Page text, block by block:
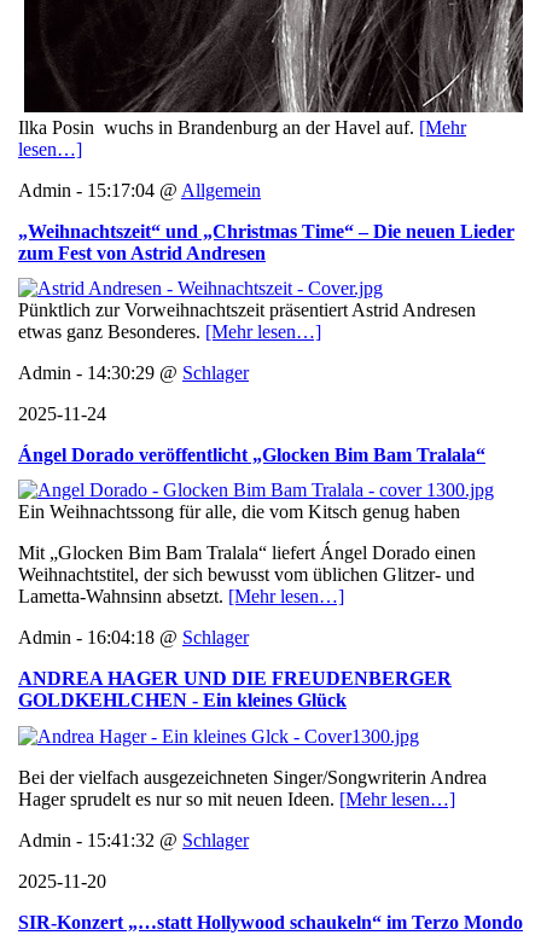
Ilka Posin wuchs in Brandenburg an der Havel auf. [Mehr
lesen…]
Admin - 15:17:04 @ Allgemein
„Weihnachtszeit“ und „Christmas Time“ – Die neuen Lieder
zum Fest von Astrid Andresen
Pünktlich zur Vorweihnachtszeit präsentiert Astrid Andresen
etwas ganz Besonderes. [Mehr lesen…]
Admin - 14:30:29 @ Schlager
2025-11-24
Ángel Dorado veröffentlicht „Glocken Bim Bam Tralala“
Ein Weihnachtssong für alle, die vom Kitsch genug haben
Mit „Glocken Bim Bam Tralala“ liefert Ángel Dorado einen
Weihnachtstitel, der sich bewusst vom üblichen Glitzer- und
Lametta-Wahnsinn absetzt. [Mehr lesen…]
Admin - 16:04:18 @ Schlager
ANDREA HAGER UND DIE FREUDENBERGER
GOLDKEHLCHEN - Ein kleines Glück
Bei der vielfach ausgezeichneten Singer/Songwriterin Andrea
Hager sprudelt es nur so mit neuen Ideen. [Mehr lesen…]
Admin - 15:41:32 @ Schlager
2025-11-20
SIR-Konzert „…statt Hollywood schaukeln“ im Terzo Mondo